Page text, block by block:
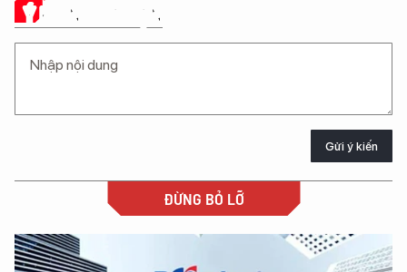
Ý KIẾN CỦA BẠN
Gửi ý kiến
ĐỪNG BỎ LỠ